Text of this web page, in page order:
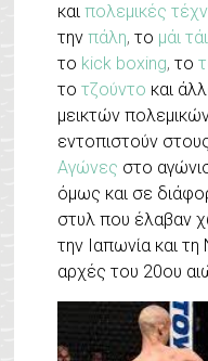
και πολεμικές
την πάλη,το μάι τάι
το kick boxing,το
τοτζούντο και
μεικτών
εντοπιστούν
Αγώνες στο
όμως και σε
στυλ που έλαβαν
την Ιαπωνία και
αρχές του 20ου